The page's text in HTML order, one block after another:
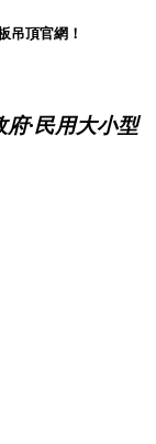
吊頂官網！
府·民用大小型